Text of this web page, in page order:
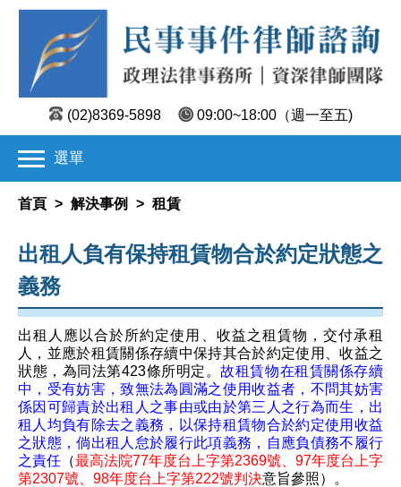
(02)8369-5898 09:00~18:00 （週一至五)
選單
首頁 > 解決事例 > 租賃
出租人負有保持租賃物合於約定狀態之
義務
出租人應以合於所約定使用、收益之租賃物，交付承租
人，並應於租賃關係存續中保持其合於約定使用、收益之
狀態，為同法第423條所明定。故租賃物在租賃關係存續
中，受有妨害，致無法為圓滿之使用收益者，不問其妨害
係因可歸責於出租人之事由或由於第三人之行為而生，出
租人均負有除去之義務，以保持租賃物合於約定使用收益
之狀態，倘出租人怠於履行此項義務，自應負債務不履行
之責任 （最高法院77年度台上字第2369號、97年度台上字
第2307號、98年度台上字第222號判決意旨參照）。